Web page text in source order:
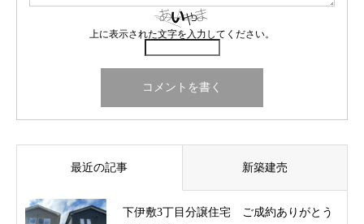
上に表示された文字を入力してください。
最近の記事 新築建売
下伊敷3丁目分譲住宅 ご成約ありがとう